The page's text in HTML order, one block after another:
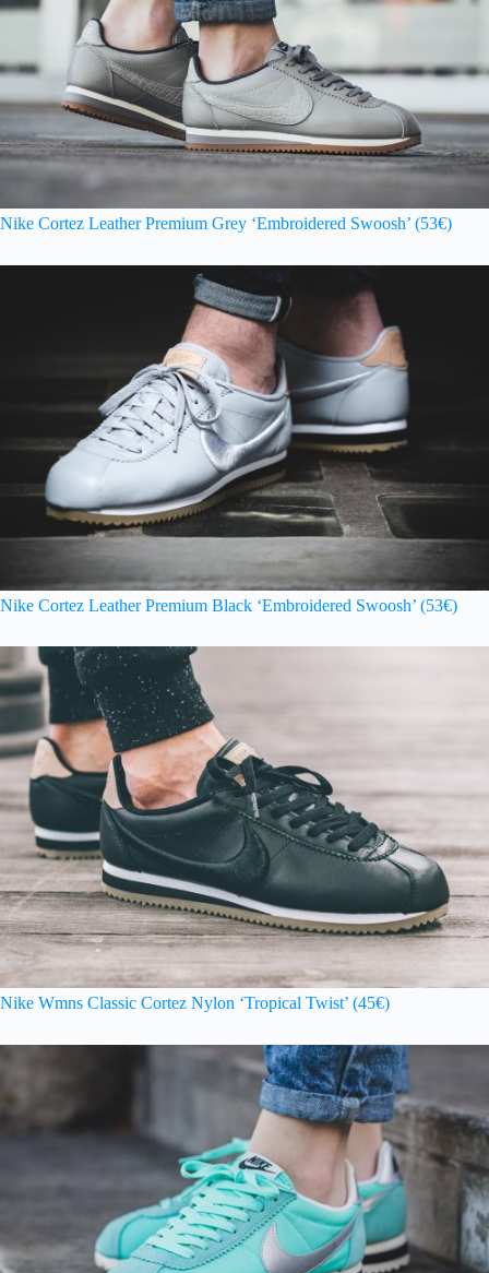
Nike Cortez Leather Premium Grey ‘Embroidered Swoosh’ (53€)
Nike Cortez Leather Premium Black ‘Embroidered Swoosh’ (53€)
Nike Wmns Classic Cortez Nylon ‘Tropical Twist’ (45€)